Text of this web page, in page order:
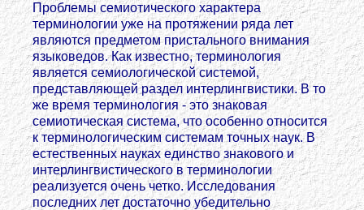
Проблемы семиотического характера
терминологии уже на протяжении ряда лет
являются предметом пристального внимания
языковедов. Как известно, терминология
является семиологической системой,
представляющей раздел интерлингвистики. В то
же время терминология - это знаковая
семиотическая система, что особенно относится
к терминологическим системам точных наук. В
естественных науках единство знакового и
интерлингвистического в терминологии
реализуется очень четко. Исследования
последних лет достаточно убедительно